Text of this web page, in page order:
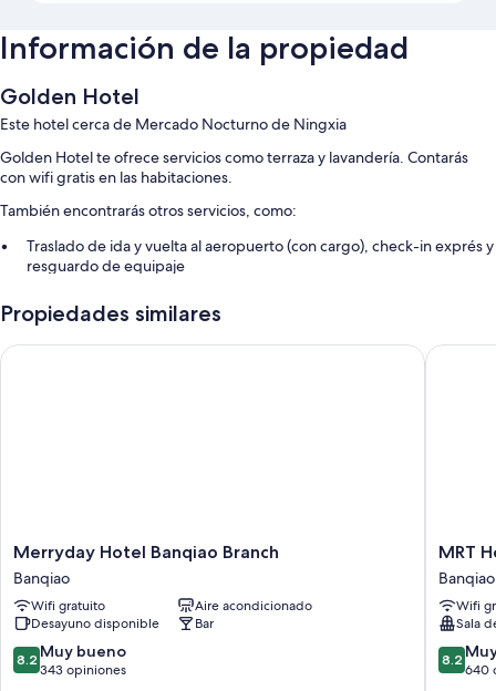
Información de la propiedad
Golden Hotel
Este hotel cerca de Mercado Nocturno de Ningxia
Golden Hotel te ofrece servicios como terraza y lavandería. Contarás
con wifi gratis en las habitaciones.
También encontrarás otros servicios, como:
Traslado de ida y vuelta al aeropuerto (con cargo), check-in exprés y
resguardo de equipaje
permite fumar en la propiedad
Dispensador de agua, asistencia para compra de tours o entradas y
Televisiones LCD con canales digitales
Servicio de limpieza diario, escritorios y teléfonos
Propiedades similares
Merryday
Hotel
Banqiao
Branch
Banqiao
Merryday Hotel Banqiao Branch
Banqiao
Wifi gratuito
Aire acondicionado
Desayuno disponible
Bar
8.2
de
8.2 Muy bueno
343 opiniones
Merryday Hotel Banqiao Branch
MRT
Hotel
Banqiao
MRT
Banqiao
Wifi
Sala
8.2
de
8.2
640
MRT